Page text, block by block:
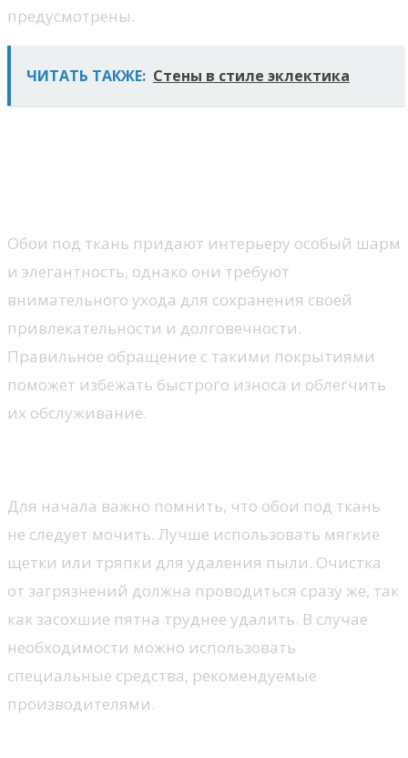
предусмотрены.
ЧИТАТЬ ТАКЖЕ: Стены в стиле эклектика
Обои под ткань придают интерьеру особый шарм
и элегантность, однако они требуют
внимательного ухода для сохранения своей
привлекательности и долговечности.
Правильное обращение с такими покрытиями
поможет избежать быстрого износа и облегчить
их обслуживание.
Для начала важно помнить, что обои под ткань
не следует мочить. Лучше использовать мягкие
щетки или тряпки для удаления пыли. Очистка
от загрязнений должна проводиться сразу же, так
как засохшие пятна труднее удалить. В случае
необходимости можно использовать
специальные средства, рекомендуемые
производителями.